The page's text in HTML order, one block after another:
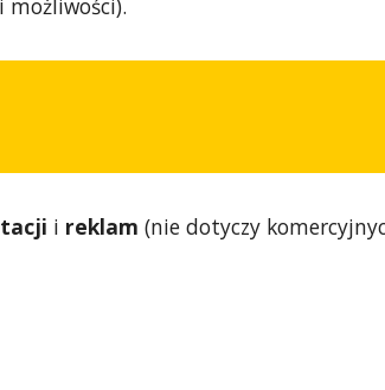
i reklam(nie dotyczy